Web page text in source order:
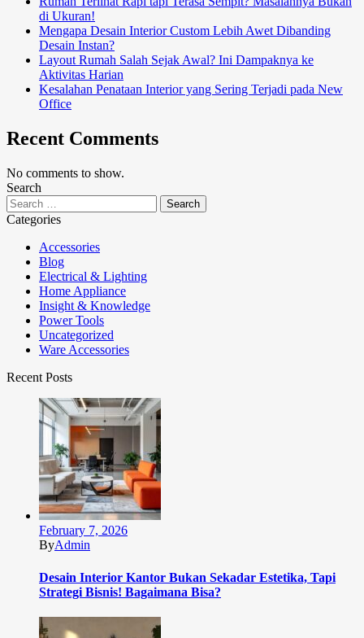
di Ukuran!
Mengapa Desain Interior Custom Lebih Awet Dibanding
Desain Instan?
Layout Rumah Salah Sejak Awal? Ini Dampaknya ke
Aktivitas Harian
Kesalahan Penataan Interior yang Sering Terjadi pada New
Office
Recent Comments
No comments to show.
Search
Categories
Accessories
Blog
Electrical & Lighting
Home Appliance
Insight & Knowledge
Power Tools
Uncategorized
Ware Accessories
Recent Posts
February 7, 2026
ByAdmin
Desain Interior Kantor Bukan Sekadar Estetika, Tapi
Strategi Bisnis! Bagaimana Bisa?